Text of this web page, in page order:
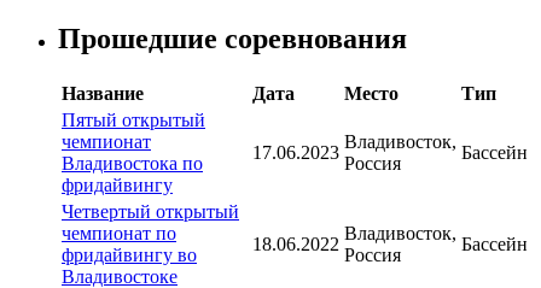
Прошедшие соревнования
Название Дата Место
Тип
Пятый открытый
чемпионат
Владивостока по
фридайвингу
17.06.2023
Владивосток,
Россия
Бассейн
Четвертый открытый
чемпионат по
фридайвингу во
Владивостоке
18.06.2022
Владивосток,
Россия
Бассейн